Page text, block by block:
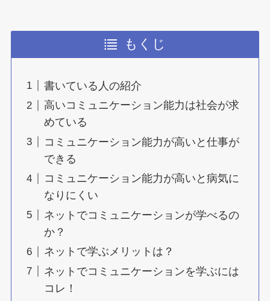
もくじ
書いている人の紹介
高いコミュニケーション能力は社会が求
めている
コミュニケーション能力が高いと仕事が
できる
コミュニケーション能力が高いと病気に
なりにくい
ネットでコミュニケーションが学べるの
か？
ネットで学ぶメリットは？
ネットでコミュニケーションを学ぶには
コレ！